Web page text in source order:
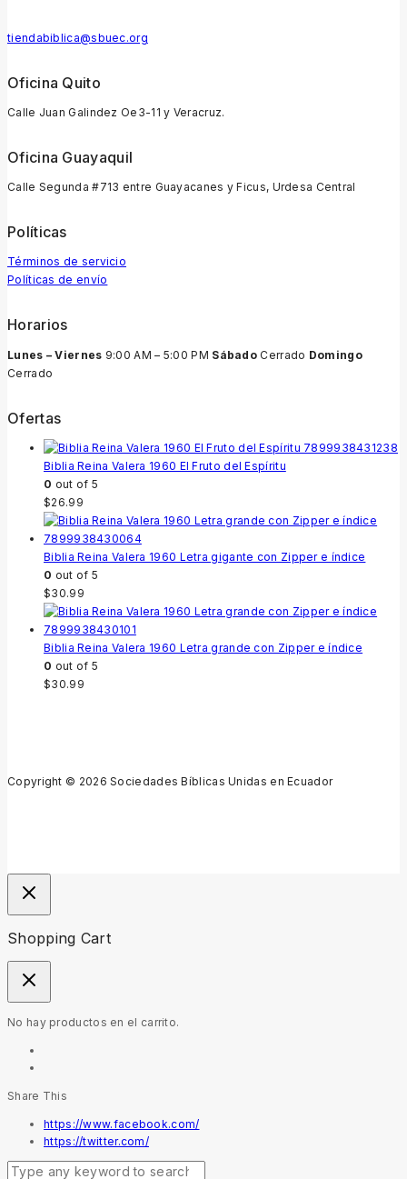
tiendabiblica@sbuec.org
Oficina Quito
Calle Juan Galindez Oe3-11 y Veracruz.
Oficina Guayaquil
Calle Segunda #713 entre Guayacanes y Ficus, Urdesa Central
Políticas
Términos de servicio
Políticas de envío
Horarios
Lunes – Viernes 9:00 AM – 5:00 PM Sábado Cerrado Domingo
Cerrado
Ofertas
Biblia Reina Valera 1960 El Fruto del Espíritu
0 out of 5
$26.99
Biblia Reina Valera 1960 Letra gigante con Zipper e índice
0 out of 5
$30.99
Biblia Reina Valera 1960 Letra grande con Zipper e índice
0 out of 5
$30.99
Copyright © 2026 Sociedades Bíblicas Unidas en Ecuador
Shopping Cart
No hay productos en el carrito.
Share This
https://www.facebook.com/
https://twitter.com/